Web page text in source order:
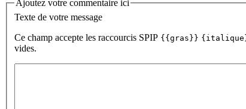
Ajoutez votre commentaire ici
Texte de votre message
Ce champ accepte les raccourcis SPIP {{gras}}
vides.